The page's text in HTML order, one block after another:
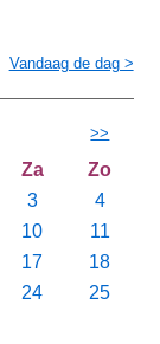
Vandaag de dag >
>>
Za
Zo
3
4
10
11
17
18
24
25